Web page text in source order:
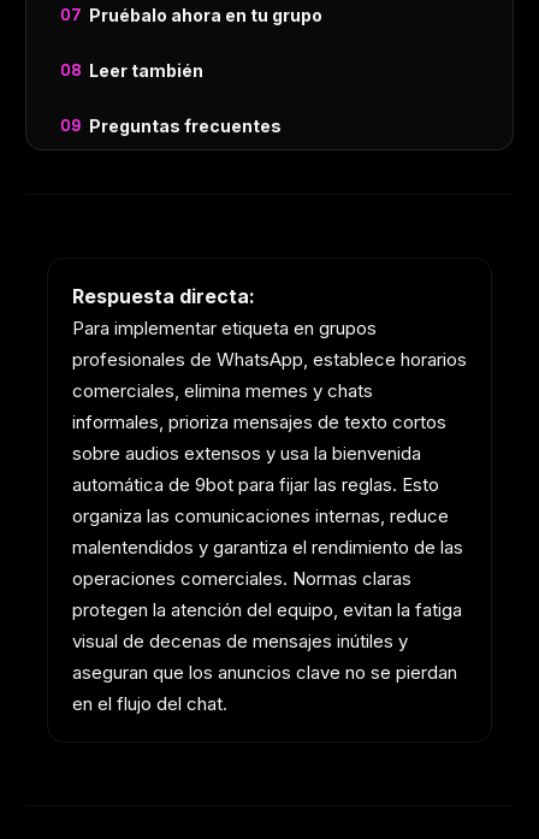
Pruébalo ahora en tu grupo
Leer también
Preguntas frecuentes
Respuesta directa:
Para implementar etiqueta en grupos
profesionales de WhatsApp, establece horarios
comerciales, elimina memes y chats
informales, prioriza mensajes de texto cortos
sobre audios extensos y usa la bienvenida
automática de 9bot para fijar las reglas. Esto
organiza las comunicaciones internas, reduce
malentendidos y garantiza el rendimiento de las
operaciones comerciales. Normas claras
protegen la atención del equipo, evitan la fatiga
visual de decenas de mensajes inútiles y
aseguran que los anuncios clave no se pierdan
en el flujo del chat.